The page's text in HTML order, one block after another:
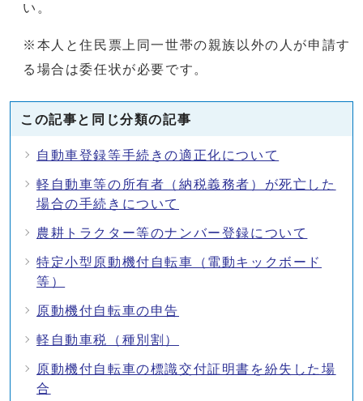
い。
※本人と住民票上同一世帯の親族以外の人が申請す
る場合は委任状が必要です。
この記事と同じ分類の記事
自動車登録等手続きの適正化について
軽自動車等の所有者（納税義務者）が死亡した
場合の手続きについて
農耕トラクター等のナンバー登録について
特定小型原動機付自転車（電動キックボード
等）
原動機付自転車の申告
軽自動車税（種別割）
原動機付自転車の標識交付証明書を紛失した場
合